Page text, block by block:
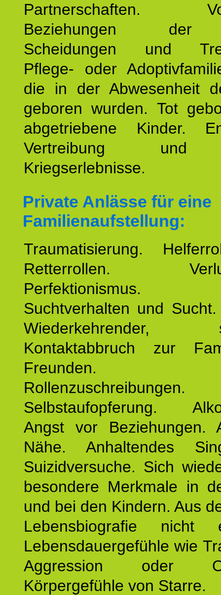
Partnerschaften.
Beziehungen der
Scheidungen und
Pflege- oder
die in der Abwesenheit
geboren wurden. Tot
abgetriebene Kinder.
Vertreibung und
Kriegserlebnisse.
Private Anlässe für eine
Familienaufstellung:
Traumatisierung.
Retterrollen.
Perfektionismus.
Suchtverhalten und
Wiederkehrender,
Kontaktabbruch zur
Freunden.
Rollenzuschreibungen.
Selbstaufopferung.
Angst vor Beziehungen.
Nähe. Anhaltendes
Suizidversuche. Sich
besondere Merkmale in
und bei den Kindern. Aus
Lebensbiografie nicht
Lebensdauergefühle wie
Aggression oder
Körpergefühle von Starre.